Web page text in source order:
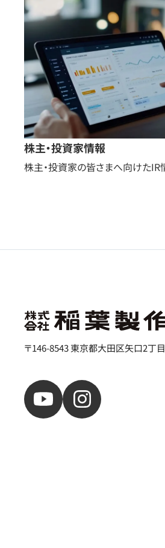
株主・投資家情報
株主・投資家の皆さまへ向けたIR
〒146-8543 東京都大田区矢口2丁